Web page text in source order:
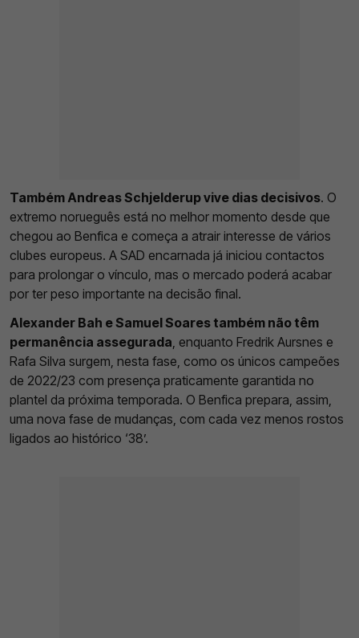
Também Andreas Schjelderup vive dias decisivos. O
extremo norueguês está no melhor momento desde que
chegou ao Benfica e começa a atrair interesse de vários
clubes europeus. A SAD encarnada já iniciou contactos
para prolongar o vínculo, mas o mercado poderá acabar
por ter peso importante na decisão final.
Alexander Bah e Samuel Soares também não têm
permanência assegurada, enquanto Fredrik Aursnes e
Rafa Silva surgem, nesta fase, como os únicos campeões
de 2022/23 com presença praticamente garantida no
plantel da próxima temporada. O Benfica prepara, assim,
uma nova fase de mudanças, com cada vez menos rostos
ligados ao histórico ‘38’.